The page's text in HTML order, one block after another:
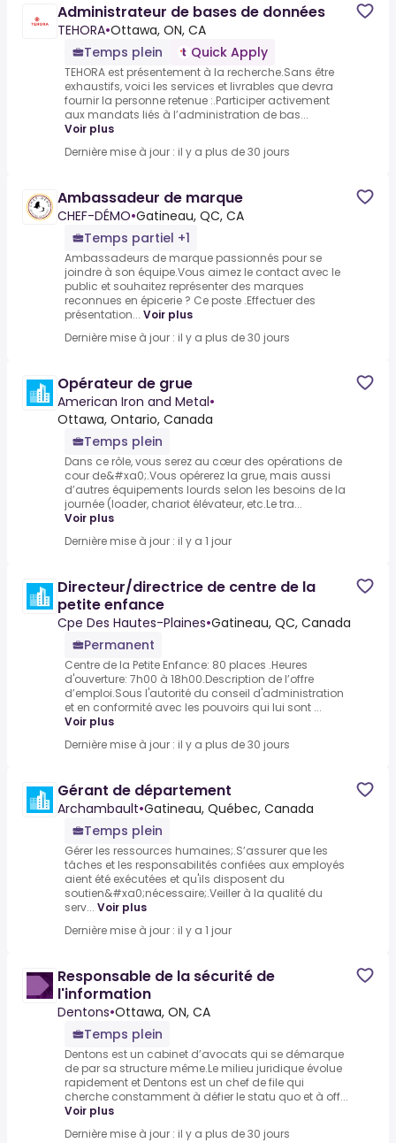
Administrateur de bases de données
TEHORA•Ottawa, ON, CA
Temps plein
Quick Apply
TEHORA est présentement à la recherche.Sans être
exhaustifs, voici les services et livrables que devra
fournir la personne retenue :.Participer activement
aux mandats liés à l’administration de bas...
Voir plus
Dernière mise à jour : il y a plus de 30 jours
Ambassadeur de marque
CHEF-DÉMO•Gatineau, QC, CA
Temps partiel +1
Ambassadeurs de marque passionnés pour se
joindre à son équipe.Vous aimez le contact avec le
public et souhaitez représenter des marques
reconnues en épicerie ? Ce poste .Effectuer des
présentation... Voir plus
Dernière mise à jour : il y a plus de 30 jours
Opérateur de grue
American Iron and Metal•
Ottawa, Ontario, Canada
Temps plein
Dans ce rôle, vous serez au cœur des opérations de
cour de&#xa0;.Vous opérerez la grue, mais aussi
d’autres équipements lourds selon les besoins de la
journée (loader, chariot élévateur, etc.Le tra...
Voir plus
Dernière mise à jour : il y a 1 jour
Directeur/directrice de centre de la
petite enfance
Cpe Des Hautes-Plaines•Gatineau, QC, Canada
Permanent
Centre de la Petite Enfance: 80 places .Heures
d'ouverture: 7h00 à 18h00.Description de l’offre
d’emploi.Sous l'autorité du conseil d'administration
et en conformité avec les pouvoirs qui lui sont ...
Voir plus
Dernière mise à jour : il y a plus de 30 jours
Gérant de département
Archambault•Gatineau, Québec, Canada
Temps plein
Gérer les ressources humaines;.S’assurer que les
tâches et les responsabilités confiées aux employés
aient été exécutées et qu'ils disposent du
soutien&#xa0;nécessaire;.Veiller à la qualité du
serv... Voir plus
Dernière mise à jour : il y a 1 jour
Responsable de la sécurité de
l'information
Dentons•Ottawa, ON, CA
Temps plein
Dentons est un cabinet d’avocats qui se démarque
de par sa structure même.Le milieu juridique évolue
rapidement et Dentons est un chef de file qui
cherche constamment à défier le statu quo et à off...
Voir plus
Dernière mise à jour : il y a plus de 30 jours